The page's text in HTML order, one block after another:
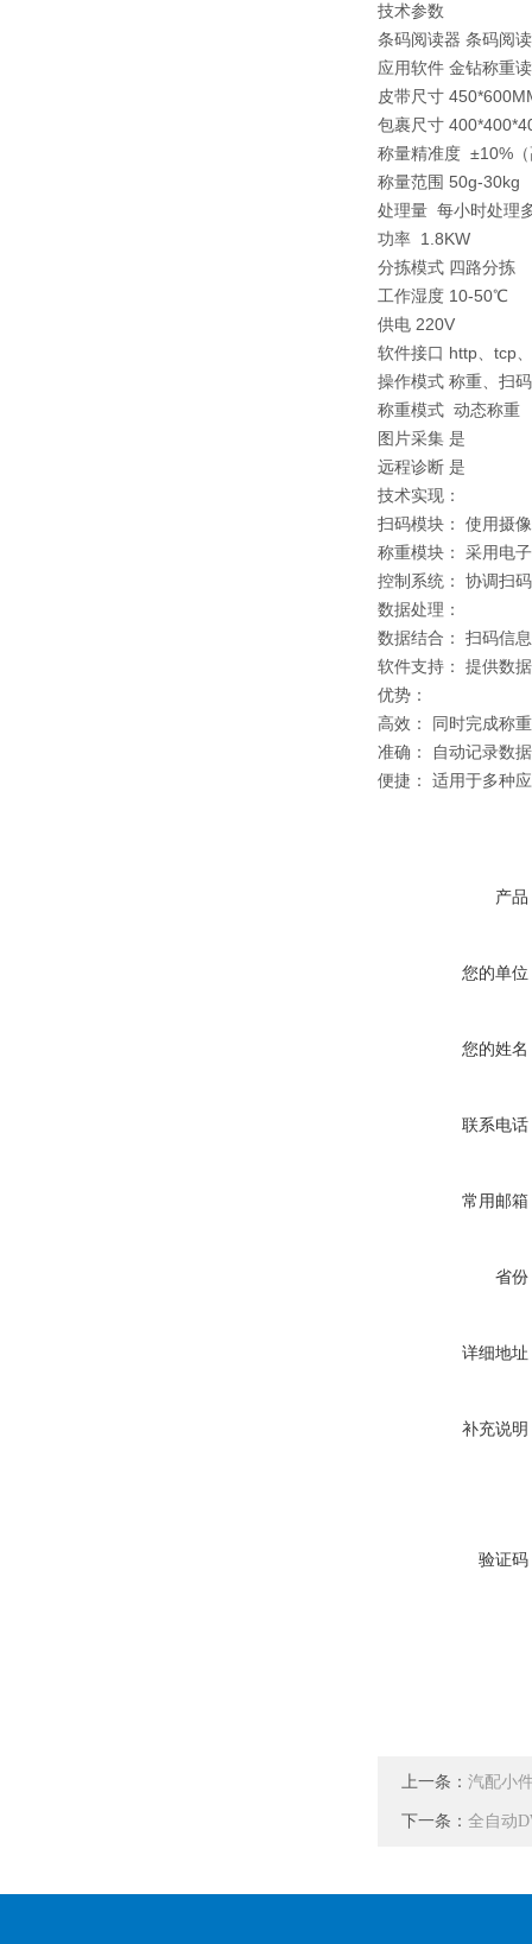
技术参数
条码阅读器 条码阅
应用软件 金钻称重
皮带尺寸
包裹尺寸
称量精准度 ±10%
称量范围 50g-30kg
处理量 每小时处理
功率 1.8KW
分拣模式 四路分拣
工作湿度 10-50℃
供电 220V
软件接口 http、tcp
操作模式 称重、扫
称重模式 动态称重
图片采集 是
远程诊断 是
技术实现：
扫码模块： 使用摄
称重模块： 采用电
控制系统： 协调扫
数据处理：
数据结合： 扫码信
软件支持： 提供数
优势：
高效： 同时完成称
准确： 自动记录数
便捷： 适用于多种
产品
您的单位
您的姓名
联系电话
常用邮箱
省份
详细地址
补充说明
验证码
上一条： 汽配小
下一条： 全自动